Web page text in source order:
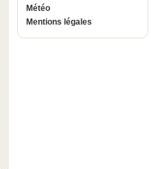
Météo
Mentions légales